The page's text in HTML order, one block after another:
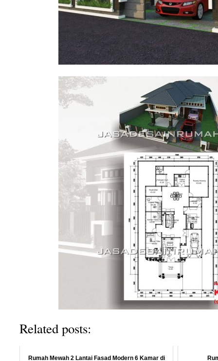
Related posts:
Rumah Mewah 2 Lantai Fasad Modern 6 Kamar di